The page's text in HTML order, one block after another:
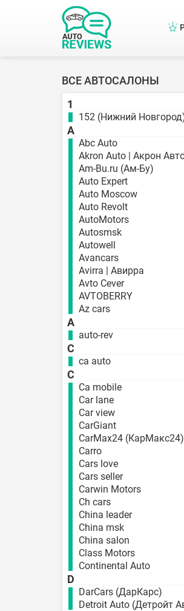
ВСЕ АВТОСАЛОНЫ
1
152 (Нижний
A
Abc Auto
Akron Auto | Акрон
Am-Bu.ru (Ам-Бу)
Auto Expert
Auto Moscow
Auto Revolt
AutoMotors
Autosmsk
Autowell
Avancars
Avirra | Авирра
Avto Cever
AVTOBERRY
Az cars
A
auto-rev
C
ca auto
C
Ca mobile
Car lane
Car view
CarGiant
CarMax24 (КарМакс24)
Carro
Cars love
Cars seller
Carwin Motors
Ch cars
China leader
China msk
China salon
Class Motors
Continental Auto
D
DarCars (ДарКарс)
Detroit Auto (Детройт